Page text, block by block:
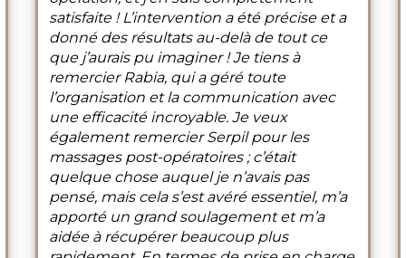
satisfaite ! L’intervention a été précise et a
donné des résultats au-delà de tout ce
que j’aurais pu imaginer ! Je tiens à
remercier Rabia, qui a géré toute
l’organisation et la communication avec
une efficacité incroyable. Je veux
également remercier Serpil pour les
massages post-opératoires ; c’était
quelque chose auquel je n’avais pas
pensé, mais cela s’est avéré essentiel, m’a
apporté un grand soulagement et m’a
aidée à récupérer beaucoup plus